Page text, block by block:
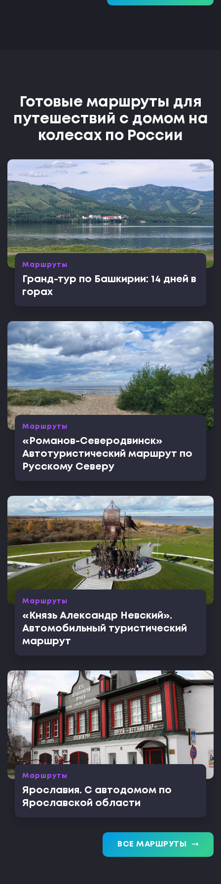
Готовые маршруты для
путешествий с домом на
колесах по России
Маршруты
Гранд-тур по Башкирии: 14 дней в
горах
Маршруты
«Романов-Северодвинск»
Автотуристический маршрут по
Русскому Северу
Маршруты
«Князь Александр Невский».
Автомобильный туристический
маршрут
Маршруты
Ярославия. С автодомом по
Ярославской области
ВСЕ МАРШРУТЫ trending_flat